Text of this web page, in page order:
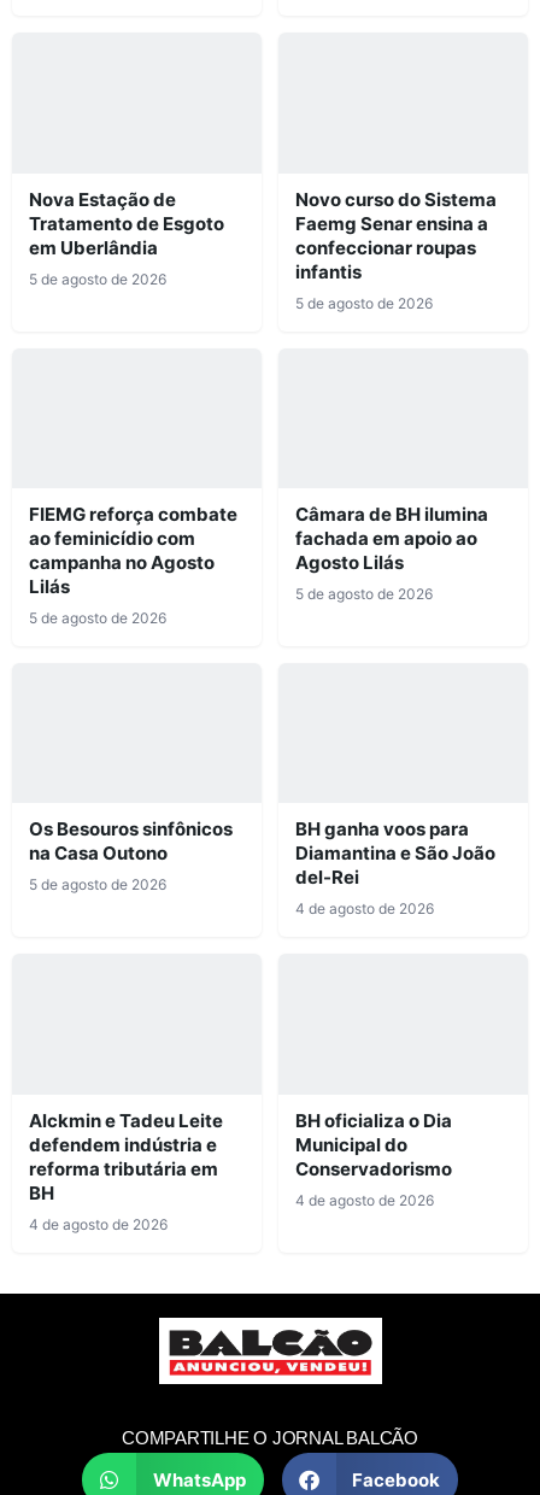
Nova Estação de
Tratamento de Esgoto
em Uberlândia
5 de agosto de 2026
Novo curso do Sistema
Faemg Senar ensina a
confeccionar roupas
infantis
5 de agosto de 2026
FIEMG reforça combate
ao feminicídio com
campanha no Agosto
Lilás
5 de agosto de 2026
Câmara de BH ilumina
fachada em apoio ao
Agosto Lilás
5 de agosto de 2026
Os Besouros sinfônicos
na Casa Outono
5 de agosto de 2026
BH ganha voos para
Diamantina e São João
del-Rei
4 de agosto de 2026
Alckmin e Tadeu Leite
defendem indústria e
reforma tributária em
BH
4 de agosto de 2026
BH oficializa o Dia
Municipal do
Conservadorismo
4 de agosto de 2026
COMPARTILHE O JORNAL BALCÃO
WhatsApp Facebook